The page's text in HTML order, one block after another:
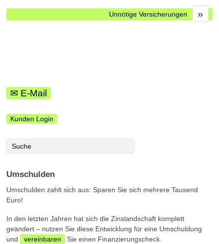
»
Unnötige Versicherungen
✉ E-Mail
Kunden Login
Umschulden
Umschulden zahlt sich aus: Sparen Sie sich mehrere Tausend
Euro!
In den letzten Jahren hat sich die Zinslandschaft komplett
geändert – nutzen Sie diese Entwicklung für eine Umschuldung
und
vereinbaren Sie einen Finanzierungscheck.